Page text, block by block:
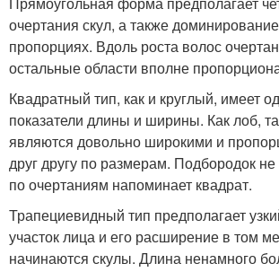
очертания скул, а также
пропорциях. Вдоль роста волос
остальные области вполне
Квадратный тип, как и круглый, имеет
показатели длины и ширины. Как лоб,
являются довольно широкими и
друг другу по размерам. Подбородок
по очертаниям напоминает квадрат.
Трапециевидный тип предполагает
участок лица и его расширение в том
начинаются скулы. Длина ненамного